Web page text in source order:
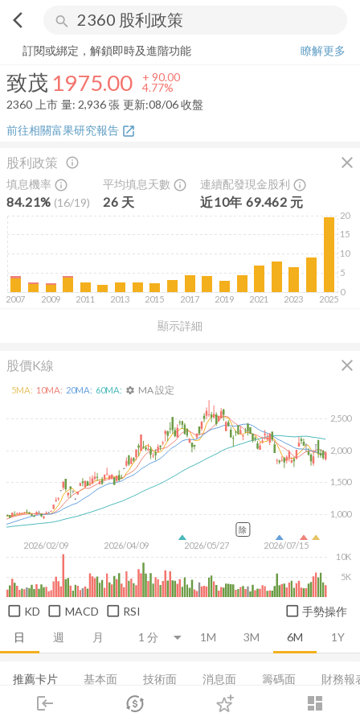
arrow_back_ios search
login dashboard
市場 登入
致茂 1975.00 +4.77%
訂閱或綁定，解鎖即時及進階功能
瞭解更多
致茂 1975.00 + 90.00
4.77%
2360 上市 量: 2,936張 更新:08/06 收盤
前往相關富果研究報告 open_in_new
股利政策 close
顯示詳細
info_outline
填息機率 info_outline
84.21% (16/19)
平均填息天數 info_outline
26 天
連續配發現金股利 info_outline
近10年 69.462 元
2007 2009 2011 2013 2015 2017 2019 2021 2023 2025
0
5
10
15
20
股價K線 close
日 週 月 1M 3M 6M 1Y
2026/02/09 2026/04/09 2026/05/27 2026/07/15
1,000
1,500
2,000
2,500
5K
10K
5MA: 10MA: 20MA: 60MA: settings MA 設定
除
KD MACD RSI 手勢操作
推薦卡片 基本面 技術面 消息面 籌碼面 財務報
集保分布 基本資料